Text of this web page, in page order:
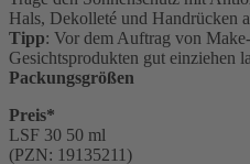
Hals, Dekolleté und Handrücken
Tipp: Vor dem Auftrag von
Gesichtsprodukten gut einziehen
Packungsgrößen
Preis*
LSF 30 50 ml
(PZN: 19135211)